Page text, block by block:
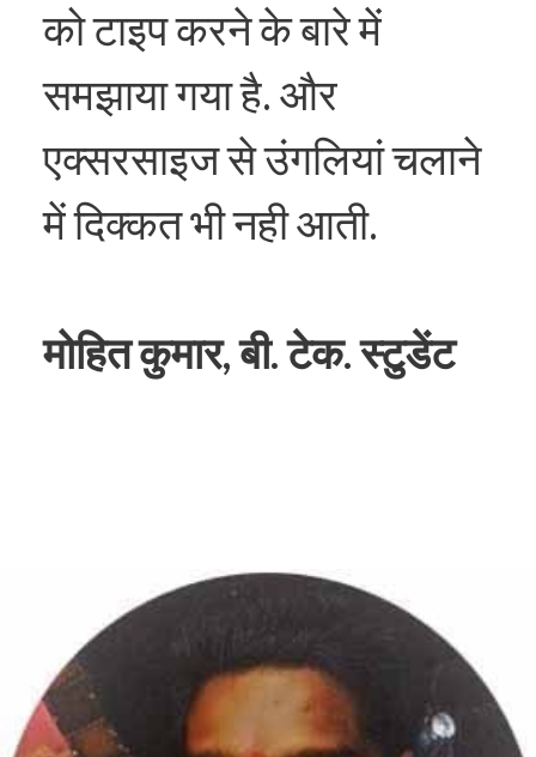
को टाइप करने के बारे में
समझाया गया है. और
एक्सरसाइज से उंगलियां चलाने
में दिक्कत भी नही आती.
मोहित कुमार, बी. टेक. स्टुडेंट